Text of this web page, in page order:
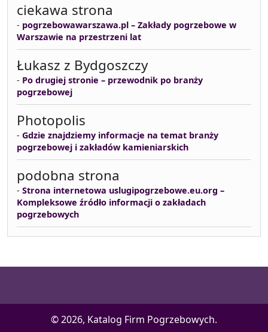
ciekawa strona
- pogrzebowawarszawa.pl – Zakłady pogrzebowe w
Warszawie na przestrzeni lat
Łukasz z Bydgoszczy
- Po drugiej stronie – przewodnik po branży
pogrzebowej
Photopolis
- Gdzie znajdziemy informacje na temat branży
pogrzebowej i zakładów kamieniarskich
podobna strona
- Strona internetowa uslugipogrzebowe.eu.org –
Kompleksowe źródło informacji o zakładach
pogrzebowych
© 2026, Katalog Firm Pogrzebowych.